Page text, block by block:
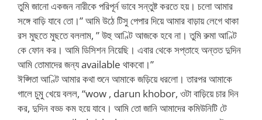
তুমি জানো একজন নারীকে পরিপূর্ন ভাবে সন্তুষ্ট করতে হয়। চলো আমার
সঙ্গে বাড়ি যাবে তো।” আমি উঠে টিসু পেপার দিয়ে আমার বাড়ায় লেগে থাকা
রস মুছতে মুছতে বললাম, ” উহু আণ্টি আজকে হবে না। তুমি রুমা আণ্টি
কে ফোন কর। আমি ডিসিশন নিয়েছি। এবার থেকে সপ্তাহে অন্তত দুদিন
আমি তোমাদের জন্য available থাকবো।”
ঈপ্সিতা আণ্টি আমার কথা শুনে আমাকে জড়িয়ে ধরলো। তারপর আমাকে
গালে চুমু খেয়ে বলল, “wow , darun khobor, ওটা বাড়িয়ে চার দিন
কর, দুদিন বড্ড কম হয়ে যাবে। আমি তো জানি আমাদের কমিউনিটি টে